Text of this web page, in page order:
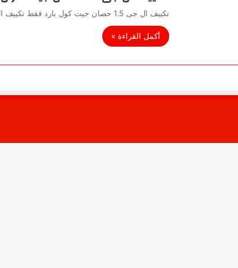
تكييف ال جى 1.5 حصان جيت كول بارد فقط تكييف ال جى 1.5 حصان جيت كول بارد فقط :- علشان…
أكمل القراءة »